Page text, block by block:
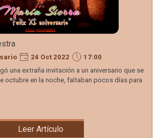
24 Oct 2022
17:00
una extraña invitación a un aniversario que se
octubre en la noche, faltaban pocos días para
Leer Artículo